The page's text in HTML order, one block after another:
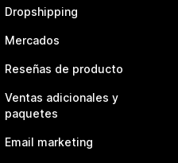
Dropshipping
Mercados
Reseñas de producto
Ventas adicionales y
paquetes
Email marketing